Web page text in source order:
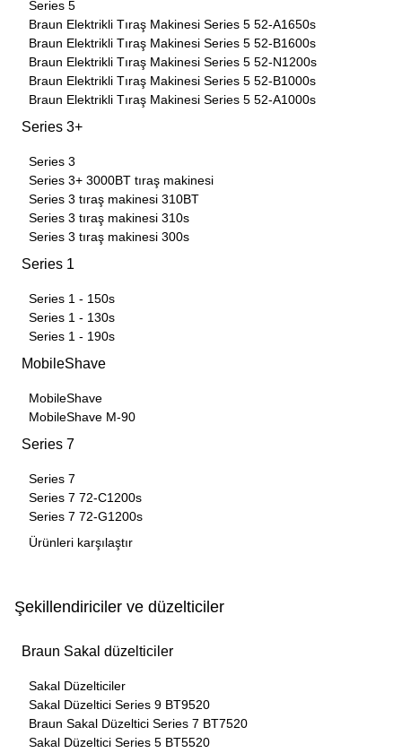
Series 5
Braun Elektrikli Tıraş Makinesi Series 5 52-A1650s
Braun Elektrikli Tıraş Makinesi Series 5 52-B1600s
Braun Elektrikli Tıraş Makinesi Series 5 52-N1200s
Braun Elektrikli Tıraş Makinesi Series 5 52-B1000s
Braun Elektrikli Tıraş Makinesi Series 5 52-A1000s
Series 3+
Series 3
Series 3+ 3000BT tıraş makinesi
Series 3 tıraş makinesi 310BT
Series 3 tıraş makinesi 310s
Series 3 tıraş makinesi 300s
Series 1
Series 1 - 150s
Series 1 - 130s
Series 1 - 190s
MobileShave
MobileShave
MobileShave M-90
Series 7
Series 7
Series 7 72-C1200s
Series 7 72-G1200s
Ürünleri karşılaştır
Şekillendiriciler ve düzelticiler
Braun Sakal düzelticiler
Sakal Düzelticiler
Sakal Düzeltici Series 9 BT9520
Braun Sakal Düzeltici Series 7 BT7520
Sakal Düzeltici Series 5 BT5520